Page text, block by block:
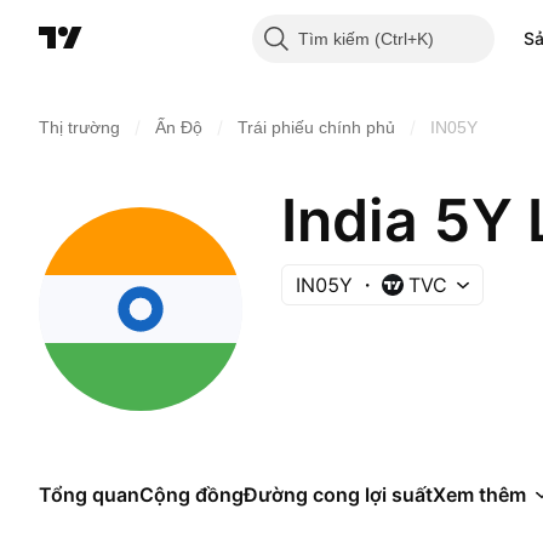
Tìm kiếm
Thị trường Ấn Độ Trái phiếu chính phủ IN05Y
India 5Y
IN05Y TVC
Tổng quanCộng đồngĐường cong lợi suấtXem thêm